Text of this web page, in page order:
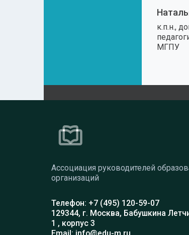
к.п.н.,
МГПУ
Ассоциация руководителей
организаций
Телефон: +7 (495) 120-59-07
129344, г. Москва, Бабушкина
1 , корпус 3